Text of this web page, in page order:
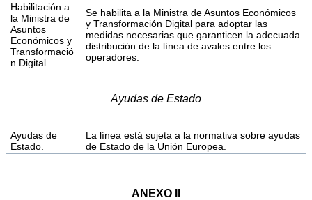
Habilitación a
la Ministra de
Asuntos
Económicos y
Transformació
n Digital.
Se habilita a la Ministra de Asuntos Económicos
y Transformación Digital para adoptar las
medidas necesarias que garanticen la adecuada
distribución de la línea de avales entre los
operadores.
Ayudas de Estado
Ayudas de
Estado.
La línea está sujeta a la normativa sobre ayudas
de Estado de la Unión Europea.
ANEXO II